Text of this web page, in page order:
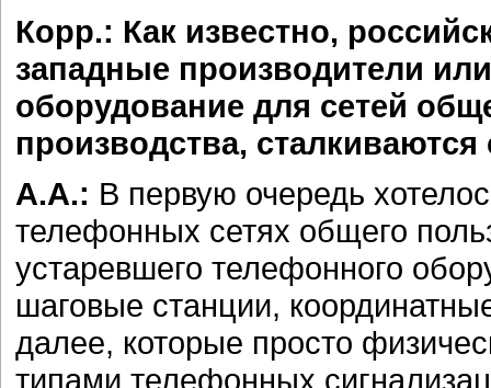
Корр.: Как известно,
западные производители
оборудование для сетей
производства,
А.А.: В первую очередь
телефонных сетях общего
устаревшего телефонного
шаговые станции,
далее, которые просто
типами телефонных